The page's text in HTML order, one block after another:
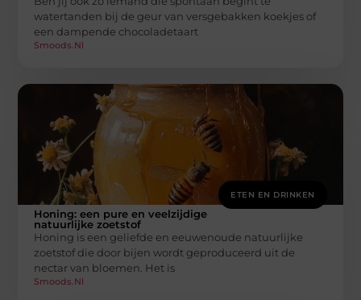
watertanden bij de geur van versgebakken koekjes of
een dampende chocoladetaart
Smoods.nl
ETEN EN DRINKEN
Honing: een pure en veelzijdige
natuurlijke zoetstof
Honing is een geliefde en eeuwenoude natuurlijke
zoetstof die door bijen wordt geproduceerd uit de
nectar van bloemen. Het is
Smoods.nl